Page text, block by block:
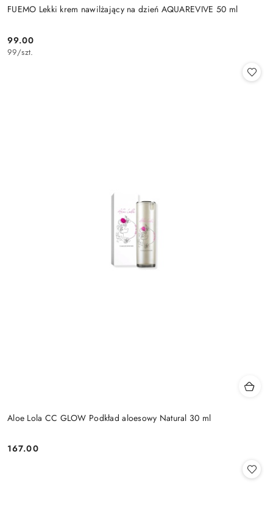
FUEMO Lekki krem nawilżający na dzień AQUAREVIVE 50 ml
Cena:
99.00
99/szt.
Aloe Lola CC GLOW Podkład aloesowy Natural 30 ml
Cena:
167.00